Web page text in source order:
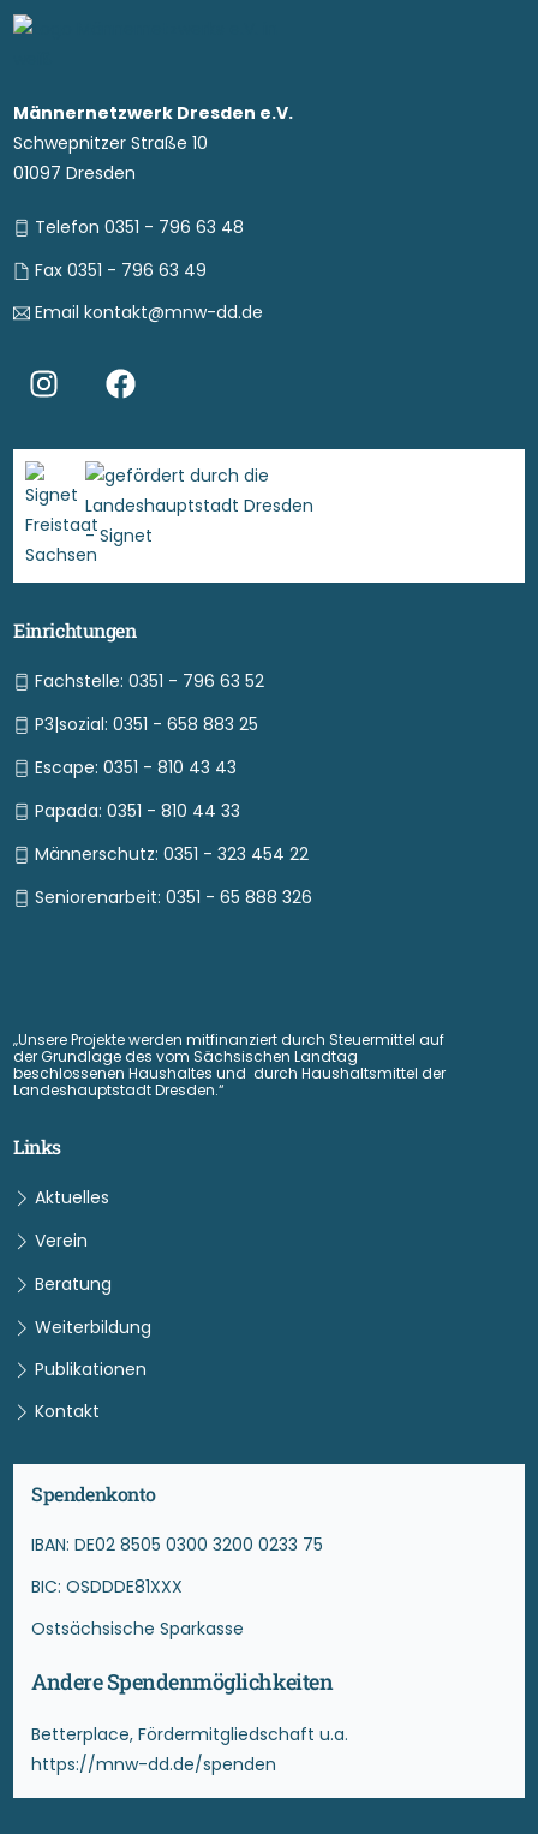
Männernetzwerk Dresden e.V.
Schwepnitzer Straße 10
01097 Dresden
Telefon 0351 - 796 63 48
Fax 0351 - 796 63 49
Email kontakt@mnw-dd.de
Einrichtungen
Fachstelle: 0351 - 796 63 52
P3|sozial: 0351 - 658 883 25
Escape: 0351 - 810 43 43
Papada: 0351 - 810 44 33
Männerschutz: 0351 - 323 454 22
Seniorenarbeit: 0351 - 65 888 326
„Unsere Projekte werden mitfinanziert durch Steuermittel auf
der Grundlage des vom Sächsischen Landtag
beschlossenen Haushaltes und durch Haushaltsmittel der
Landeshauptstadt Dresden.“
Links
Aktuelles
Verein
Beratung
Weiterbildung
Publikationen
Kontakt
Spendenkonto
IBAN: DE02 8505 0300 3200 0233 75
BIC: OSDDDE81XXX
Ostsächsische Sparkasse
Andere Spendenmöglichkeiten
Betterplace, Fördermitgliedschaft u.a.
https://mnw-dd.de/spenden